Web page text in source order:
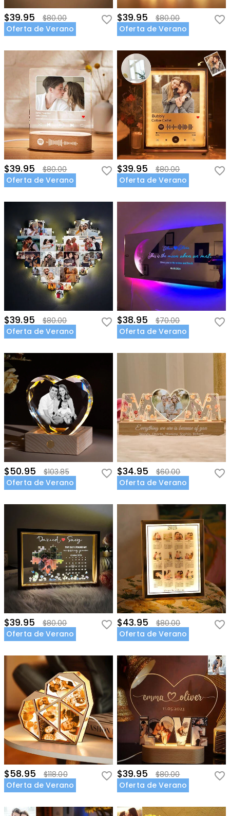
$39.95
$80.00
Oferta de Verano
$39.95
$80.00
Oferta de Verano
$39.95
$80.00
Oferta de Verano
$39.95
$80.00
Oferta de Verano
$39.95
$80.00
Oferta de Verano
$38.95
$70.00
Oferta de Verano
$50.95
$103.85
Oferta de Verano
$34.95
$60.00
Oferta de Verano
$39.95
$80.00
Oferta de Verano
$43.95
$80.00
Oferta de Verano
$58.95
$118.00
Oferta de Verano
$39.95
$80.00
Oferta de Verano